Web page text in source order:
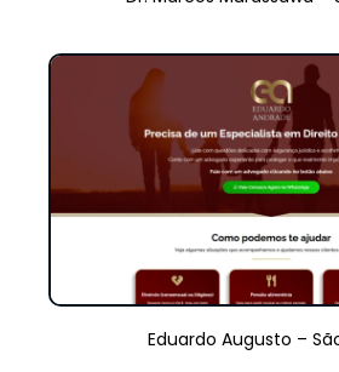
Eduardo Augusto –